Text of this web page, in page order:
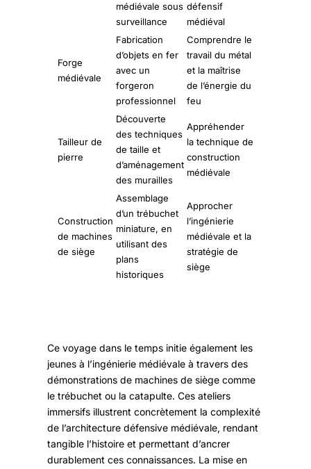
médiévale sous
surveillance
défensif
médiéval
Forge
médiévale
Fabrication
d’objets en fer
avec un
forgeron
professionnel
Comprendre le
travail du métal
et la maîtrise
de l’énergie du
feu
Tailleur de
pierre
Découverte
des techniques
de taille et
d’aménagement
des murailles
Appréhender
la technique de
construction
médiévale
Construction
de machines
de siège
Assemblage
d’un trébuchet
miniature, en
utilisant des
plans
historiques
Approcher
l’ingénierie
médiévale et la
stratégie de
siège
Ce voyage dans le temps initie également les
jeunes à l’ingénierie médiévale à travers des
démonstrations de machines de siège comme
le trébuchet ou la catapulte. Ces ateliers
immersifs illustrent concrètement la complexité
de l’architecture défensive médiévale, rendant
tangible l’histoire et permettant d’ancrer
durablement ces connaissances. La mise en